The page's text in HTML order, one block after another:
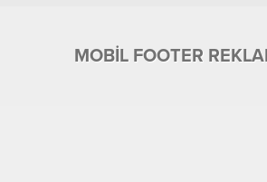
MOBİL FOOTER